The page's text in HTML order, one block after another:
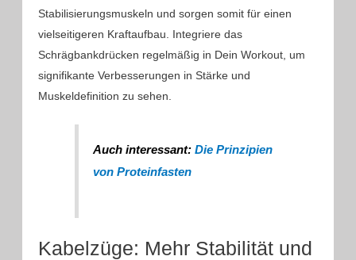
Stabilisierungsmuskeln und sorgen somit für einen
vielseitigeren Kraftaufbau. Integriere das
Schrägbankdrücken regelmäßig in Dein Workout, um
signifikante Verbesserungen in Stärke und
Muskeldefinition zu sehen.
Auch interessant:Die Prinzipien
von Proteinfasten
Kabelzüge: Mehr Stabilität und